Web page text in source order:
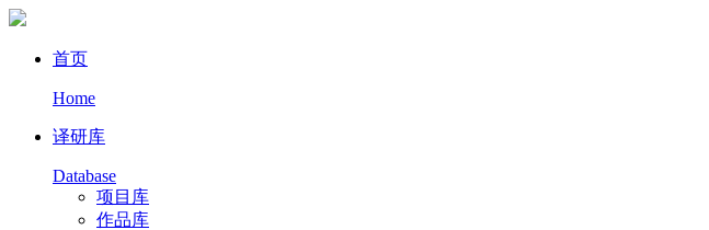
首页
Home
译研库
Database
项目库
作品库